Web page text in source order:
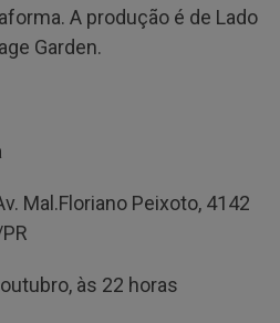
A produção é de Lado
Garden.
Mal.Floriano Peixoto, 4142
às 22 horas